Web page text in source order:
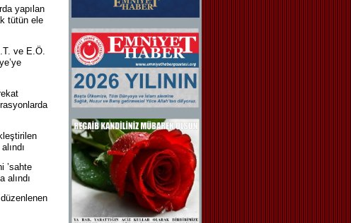
yapılan
tütün ele
ve E.Ö.
’sahte
alındı